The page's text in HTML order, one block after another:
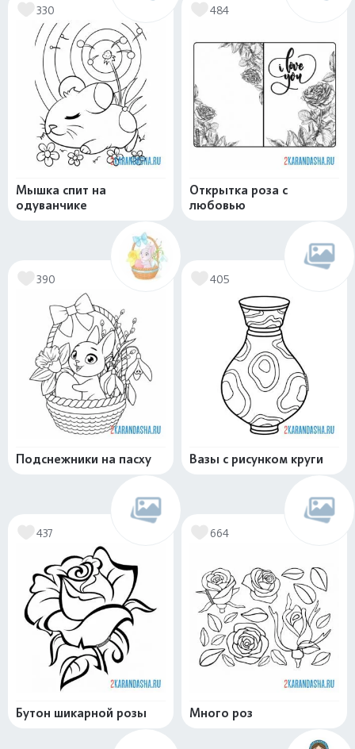
330
Мышка спит на
одуванчике
484
Открытка роза с
любовью
390
Подснежники на пасху
405
Вазы с рисунком круги
437
Бутон шикарной розы
664
Много роз